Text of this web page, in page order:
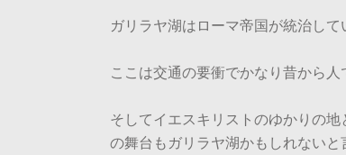
ガリラヤ湖はローマ帝国が統治し
ここは交通の要衝でかなり昔から人
そしてイエスキリストのゆかりの
の舞台もガリラヤ湖かもしれないと